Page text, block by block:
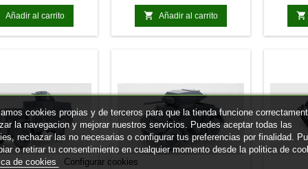
Añadir al carrito  Añadir al carrito 
cookies propias y de terceros para que la tienda funcione
la navegacion y mejorar nuestros servicios. Puedes aceptar todas las
rechazar las no necesarias o configurar tus preferencias por finalidad.
o retirar tu consentimiento en cualquier momento desde la politica de
de cookies
Configurar cookies